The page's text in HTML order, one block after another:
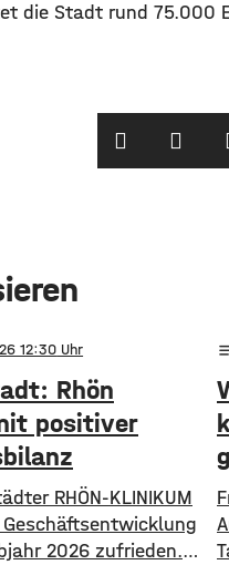
die Stadt rund 75.000
12:30
Rhön
positiver
RHÖN-KLINIKUM
2026 zufrieden.